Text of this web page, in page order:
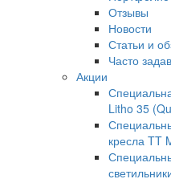
Отзывы
Новости
Статьи и
Часто
Акции
Litho 35
кресла TT